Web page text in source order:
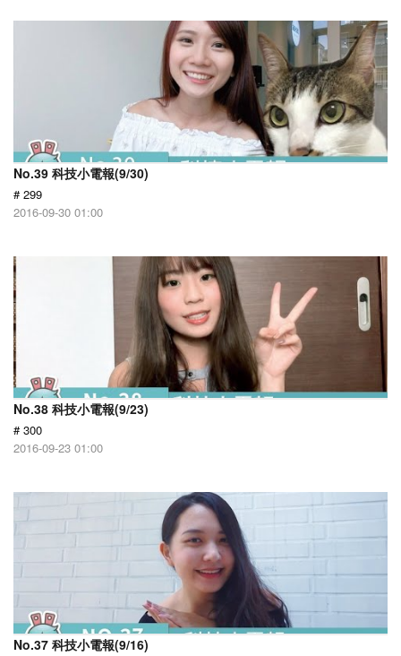
No.39 科技小電報(9/30)
# 299
2016-09-30 01:00
No.38 科技小電報(9/23)
# 300
2016-09-23 01:00
No.37 科技小電報(9/16)